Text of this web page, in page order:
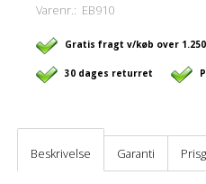
Varenr.: EB910
Gratis fragt v/køb over
30 dages returret
Beskrivelse Garanti